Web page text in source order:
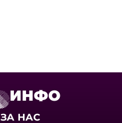
ИНФО
ЗА НАС